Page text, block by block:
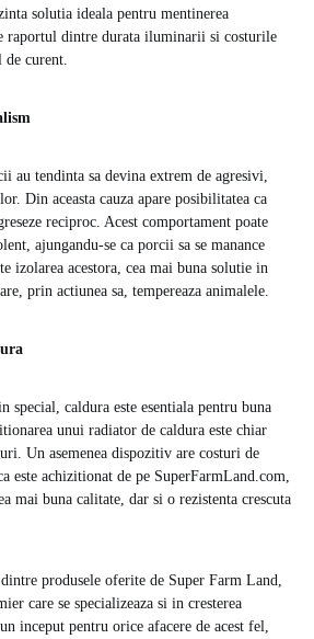
solutia ideala pentru mentinerea
raportul dintre durata iluminarii si costurile
curent.
au tendinta sa devina extrem de agresivi,
Din aceasta cauza apare posibilitatea ca
reciproc. Acest comportament poate
ajungandu-se ca porcii sa se manance
izolarea acestora, cea mai buna solutie in
prin actiunea sa, tempereaza animalele.
special, caldura este esentiala pentru buna
unui radiator de caldura este chiar
Un asemenea dispozitiv are costuri de
este achizitionat de pe SuperFarmLand.com,
mai buna calitate, dar si o rezistenta crescuta
produsele oferite de Super Farm Land,
care se specializeaza si in cresterea
inceput pentru orice afacere de acest fel,